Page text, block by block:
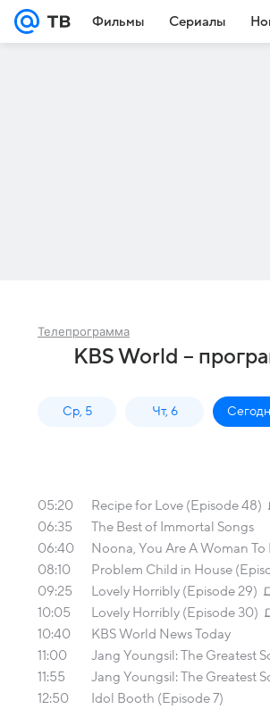
Фильмы Сериалы
Телепрограмма
KBS World –
Ср, 5 Чт, 6
05:20
Recipe for Love (Episode 48)
06:35
The Best of Immortal Songs
06:40
Noona, You Are A Woman To
08:10
Problem Child in House
09:25
Lovely Horribly (Episode 29)
10:05
Lovely Horribly (Episode 30)
10:40
KBS World News Today
11:00
Jang Youngsil: The Greatest
11:55
Jang Youngsil: The Greatest
12:50
Idol Booth (Episode 7)